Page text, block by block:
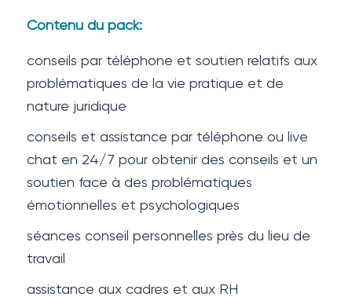
Contenu du pack:
conseils par téléphone et soutien relatifs aux
problématiques de la vie pratique et de
nature juridique
conseils et assistance par téléphone ou live
chat en 24/7 pour obtenir des conseils et un
soutien face à des problématiques
émotionnelles et psychologiques
séances conseil personnelles près du lieu de
travail
assistance aux cadres et aux RH